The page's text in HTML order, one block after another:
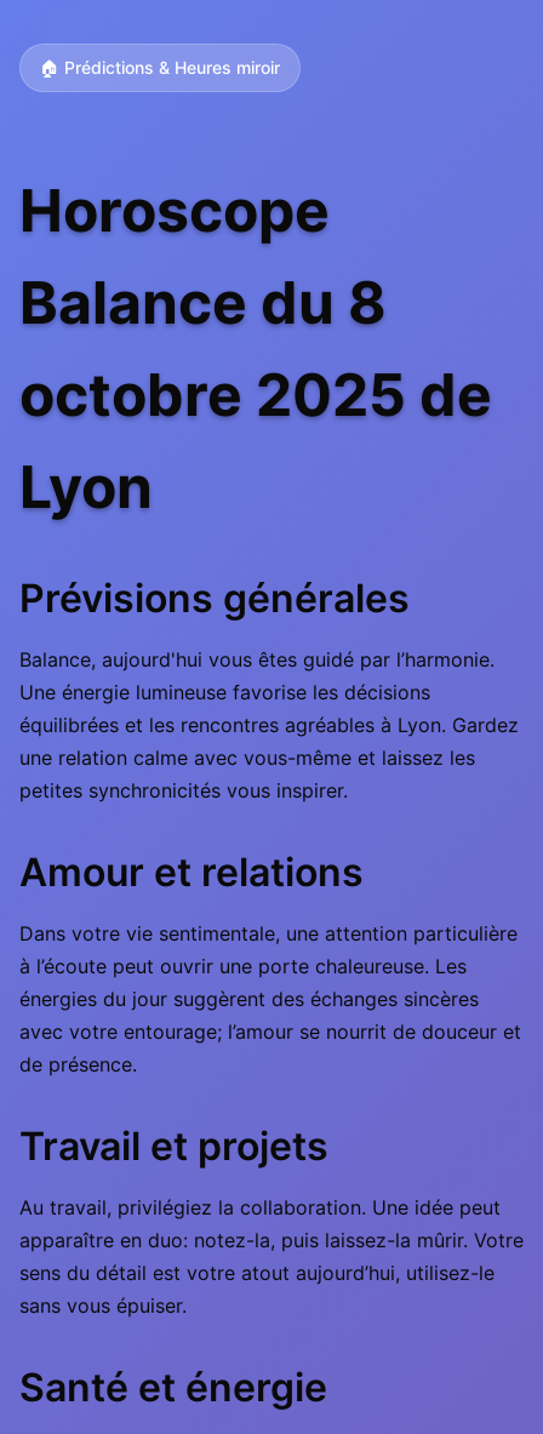
🏠 Prédictions & Heures miroir
Horoscope
Balance du 8
octobre 2025 de
Lyon
Prévisions générales
Balance, aujourd'hui vous êtes guidé par l’harmonie.
Une énergie lumineuse favorise les décisions
équilibrées et les rencontres agréables à Lyon. Gardez
une relation calme avec vous-même et laissez les
petites synchronicités vous inspirer.
Amour et relations
Dans votre vie sentimentale, une attention particulière
à l’écoute peut ouvrir une porte chaleureuse. Les
énergies du jour suggèrent des échanges sincères
avec votre entourage; l’amour se nourrit de douceur et
de présence.
Travail et projets
Au travail, privilégiez la collaboration. Une idée peut
apparaître en duo: notez-la, puis laissez-la mûrir. Votre
sens du détail est votre atout aujourd’hui, utilisez-le
sans vous épuiser.
Santé et énergie